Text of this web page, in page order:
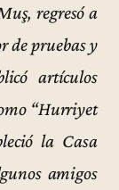
regresó a
de pruebas y
artículos
“Hurriyet
la Casa
amigos